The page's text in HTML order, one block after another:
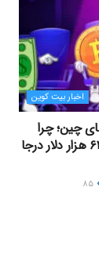
اخبار بیت کوین
چین؛ چرا
قیمت بیت کوین در ۶۴ هزار دلار درجا